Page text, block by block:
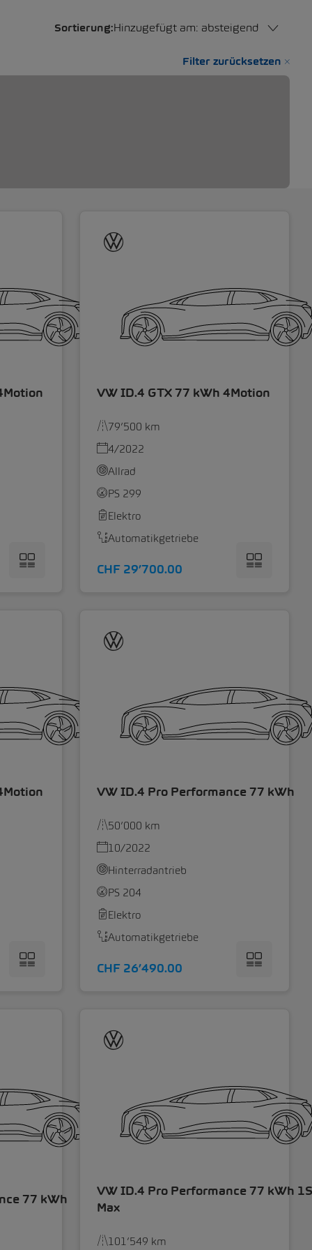
Sortierung:Hinzugefügt am: absteigend
Filter zurücksetzen
VW ID.4 GTX 77 kWh 4Motion
79’500 km
4/2022
Allrad
PS 299
Elektro
Automatikgetriebe
CHF 29’700.00
VW ID.4 Pro Performance 77 kWh
50’000 km
10/2022
Hinterradantrieb
PS 204
Elektro
Automatikgetriebe
CHF 26’490.00
77 kWh
VW ID.4 Pro Performance 77 kWh
Max
101’549 km